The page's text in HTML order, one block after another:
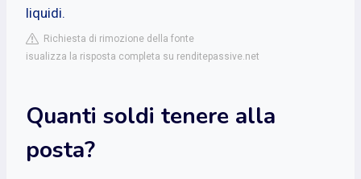
liquidi.
Richiesta di rimozione della fonte
isualizza la risposta completa su renditepassive.net
Quanti soldi tenere alla
posta?